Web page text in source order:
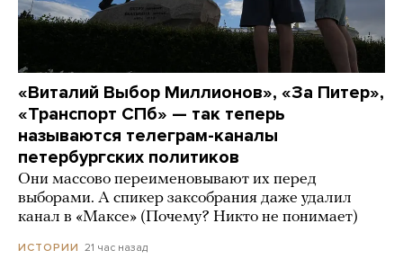
«Виталий Выбор Миллионов», «За Питер»,
«Транспорт СПб» — так теперь
называются телеграм-каналы
петербургских политиков
Они массово переименовывают их перед
выборами. А спикер заксобрания даже удалил
канал в «Максе» (Почему? Никто не понимает)
ИСТОРИИ 21 час назад